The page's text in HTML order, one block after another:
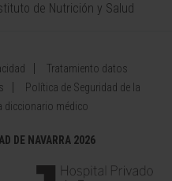
de Nutrición y Salud
Tratamiento datos
Política de Seguridad de la
diccionario médico
DE NAVARRA 2026